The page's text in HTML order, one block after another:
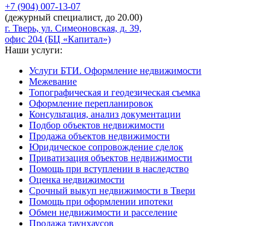
+7 (904) 007-13-07
(дежурный специалист, до 20.00)
г. Тверь, ул. Симеоновская, д. 39,
офис 204 (БЦ «Капитал»)
Наши услуги:
Услуги БТИ. Оформление недвижимости
Межевание
Топографическая и геодезическая съемка
Оформление перепланировок
Консультация, анализ документации
Подбор объектов недвижимости
Продажа объектов недвижимости
Юридическое сопровождение сделок
Приватизация объектов недвижимости
Помощь при вступлении в наследство
Оценка недвижимости
Срочный выкуп недвижимости в Твери
Помощь при оформлении ипотеки
Обмен недвижимости и расселение
Продажа таунхаусов